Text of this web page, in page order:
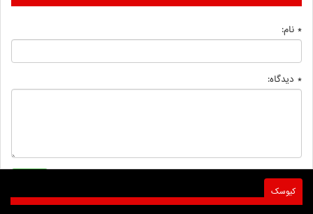
* نام:
* دیدگاه:
کیوسک